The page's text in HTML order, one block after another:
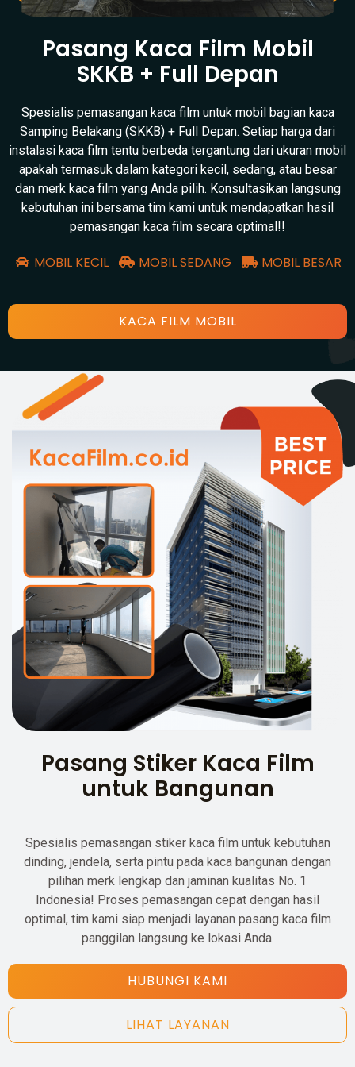
Pasang Kaca Film Mobil
SKKB + Full Depan
Spesialis pemasangan kaca film untuk mobil bagian kaca
Samping Belakang (SKKB) + Full Depan. Setiap harga dari
instalasi kaca film tentu berbeda tergantung dari ukuran mobil
apakah termasuk dalam kategori kecil, sedang, atau besar
dan merk kaca film yang Anda pilih. Konsultasikan langsung
kebutuhan ini bersama tim kami untuk mendapatkan hasil
pemasangan kaca film secara optimal!!
MOBIL KECIL MOBIL SEDANG MOBIL BESAR
KACA FILM MOBIL
Pasang Stiker Kaca Film
untuk Bangunan
Spesialis pemasangan stiker kaca film untuk kebutuhan
dinding, jendela, serta pintu pada kaca bangunan dengan
pilihan merk lengkap dan jaminan kualitas No. 1
Indonesia! Proses pemasangan cepat dengan hasil
optimal, tim kami siap menjadi layanan pasang kaca film
panggilan langsung ke lokasi Anda.
HUBUNGI KAMI
LIHAT LAYANAN